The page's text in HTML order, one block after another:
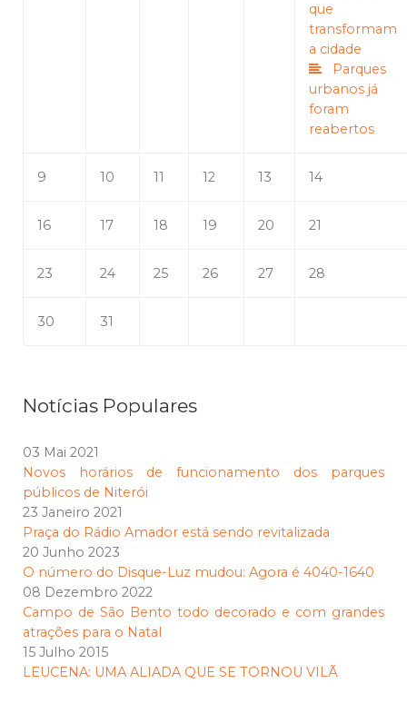
que
transformam
a cidade
Parques
urbanos já
foram
reabertos
9 10 11 12 13 14
16 17 18 19 20 21
23 24 25 26 27 28
30 31
Notícias Populares
03 Mai 2021
Novos horários de funcionamento dos parques
públicos de Niterói
23 Janeiro 2021
Praça do Rádio Amador está sendo revitalizada
20 Junho 2023
O número do Disque-Luz mudou: Agora é 4040-1640
08 Dezembro 2022
Campo de São Bento todo decorado e com grandes
atrações para o Natal
15 Julho 2015
LEUCENA: UMA ALIADA QUE SE TORNOU VILÃ